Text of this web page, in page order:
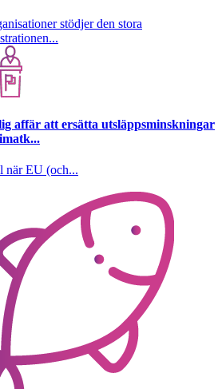
stödjer den stora
affär att ersätta utsläppsminskningar
när EU (och...